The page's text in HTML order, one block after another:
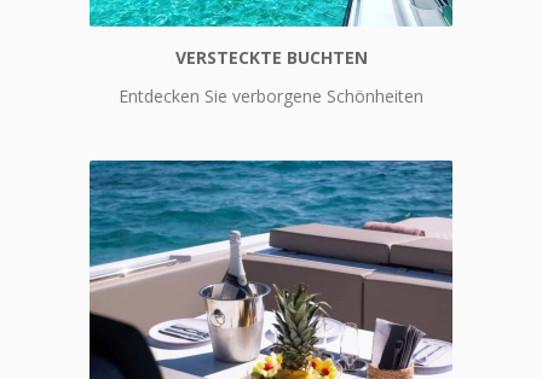
Versteckte Buchten
VERSTECKTE BUCHTEN
Entdecken Sie verborgene Schönheiten